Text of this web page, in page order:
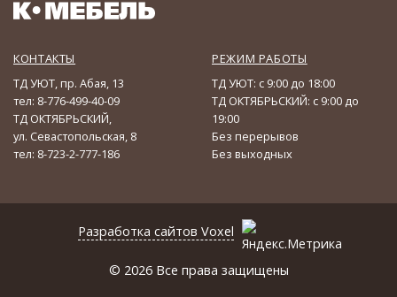
КОНТАКТЫ
ТД УЮТ, пр. Абая, 13
тел: 8-776-499-40-09
ТД ОКТЯБРЬСКИЙ,
ул. Севастопольская, 8
тел: 8-723-2-777-186
РЕЖИМ РАБОТЫ
ТД УЮТ: с 9:00 до 18:00
ТД ОКТЯБРЬСКИЙ: с 9:00 до
19:00
Без перерывов
Без выходных
Разработка сайтов Voxel
© 2026 Все права защищены